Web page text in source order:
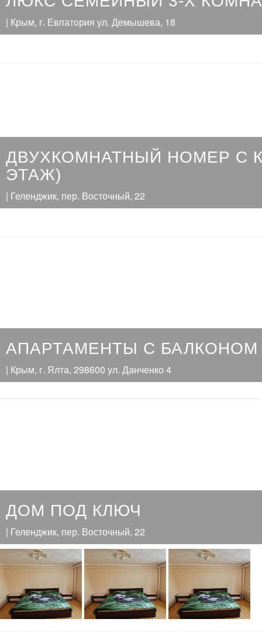
| Крым, г. Евпатория ул. Демышева, 18
ДВУХКОМНАТНЫЙ НОМЕР С
ЭТАЖ)
| Геленджик, пер. Восточный, 22
АПАРТАМЕНТЫ С БАЛКОНОМ
| Крым, г. Ялта, 298600 ул. Данченко 4
ДОМ ПОД КЛЮЧ
| Геленджик, пер. Восточный, 22